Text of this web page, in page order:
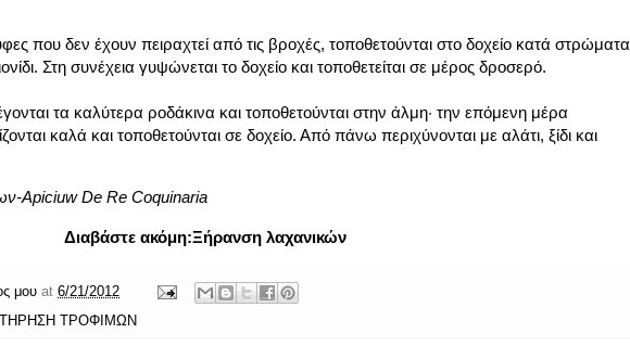
που δεν έχουν πειραχτεί από τις βροχές, τοποθετούνται στο δοχείο κατά στρώματα
Στη συνέχεια γυψώνεται το δοχείο και τοποθετείται σε μέρος δροσερό.
τα καλύτερα ροδάκινα και τοποθετούνται στην άλμη· την επόμενη μέρα
καλά και τοποθετούνται σε δοχείο. Από πάνω περιχύνονται με αλάτι, ξίδι και
Apiciuw De Re Coquinaria
Διαβάστε ακόμη:Ξήρανση λαχανικών
μου at 6/21/2012
ΤΡΟΦΙΜΩΝ